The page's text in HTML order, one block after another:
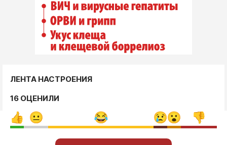
ЛЕНТА НАСТРОЕНИЯ
16 ОЦЕНИЛИ